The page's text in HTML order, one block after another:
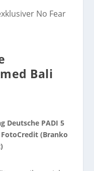
No Fear
Bali
Deutsche PADI 5
(Branko